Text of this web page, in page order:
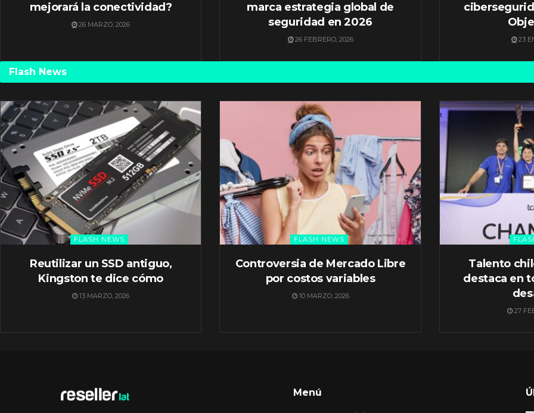
mejorará la conectividad?
26 MARZO, 2026
marca estrategia global de
seguridad en 2026
26 FEBRERO, 2026 23
Flash News
FLASH NEWS
Reutilizar un SSD antiguo,
Kingston te dice cómo
13 MARZO, 2026
FLASH NEWS
Controversia de Mercado Libre
por costos variables
10 MARZO, 2026
Talento
destaca en
27
Menú